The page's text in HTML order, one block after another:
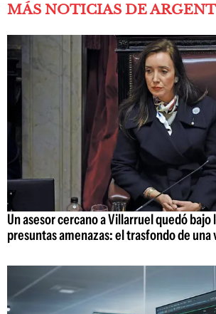
MÁS NOTICIAS DE
Un asesor cercano a Villarruel quedó bajo
presuntas amenazas: el trasfondo de